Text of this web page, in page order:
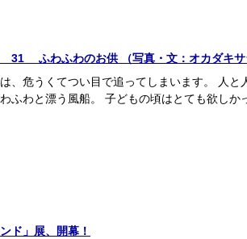
31 ふわふわのお供 （写真・文：オカダキサ
、危うくてつい目で追ってしまいます。 人と
ふわと漂う風船。 子どもの頃はとても欲しか
ド」展、開幕！